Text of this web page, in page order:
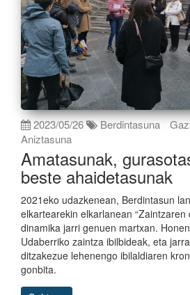
2023/05/26 Berdintasuna
Aniztasuna
Amatasunak,
beste ahaidetasunak
2021eko udazkenean, Berdintasun
elkartearekin elkarlanean “Zaintzaren
dinamika jarri genuen martxan.
Udaberriko zaintza ibilbideak, eta
ditzakezue lehenengo ibilaldiaren
gonbita.